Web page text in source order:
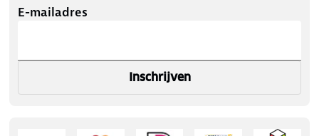
E-mailadres
Inschrijven